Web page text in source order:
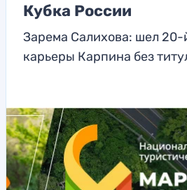
Кубка России
Зарема Салихова: шел 20-
карьеры Карпина без